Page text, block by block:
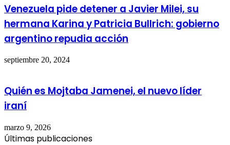
Venezuela pide detener a Javier Milei, su
hermana Karina y Patricia Bullrich: gobierno
argentino repudia acción
septiembre 20, 2024
Quién es Mojtaba Jamenei, el nuevo líder
iraní
marzo 9, 2026
Últimas publicaciones